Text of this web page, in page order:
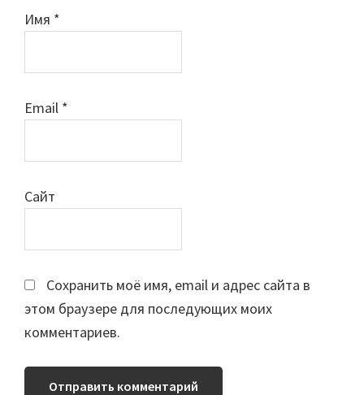
Имя *
Email *
Сайт
Сохранить моё имя, email и адрес сайта в
этом браузере для последующих моих
комментариев.